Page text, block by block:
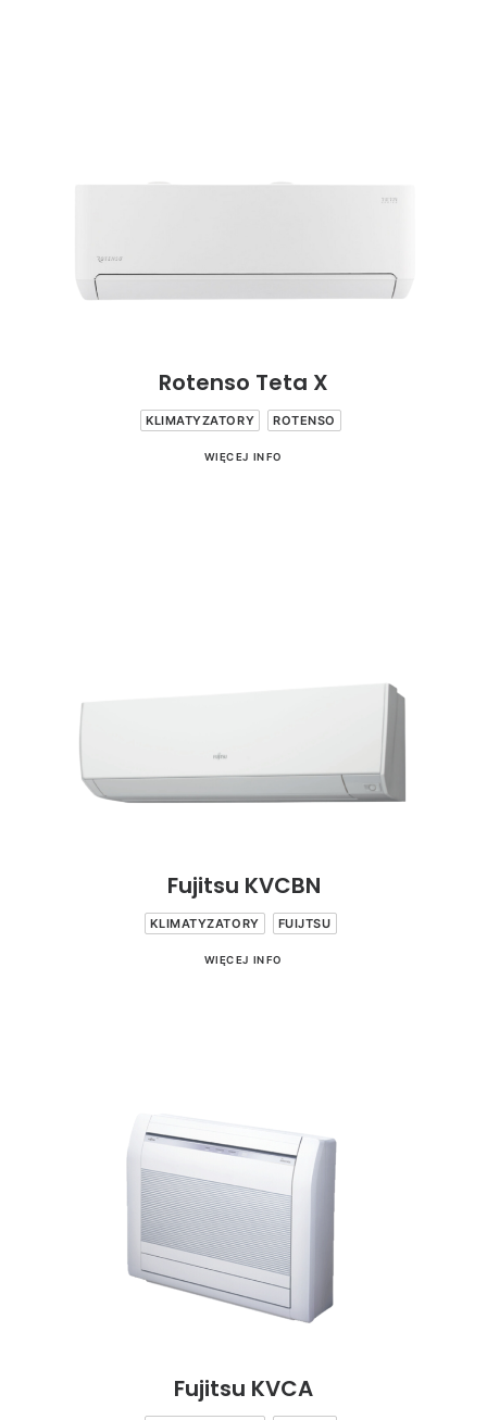
Rotenso Teta X
KLIMATYZATORY ROTENSO
WIĘCEJ INFO
Fujitsu KVCBN
KLIMATYZATORY FUIJTSU
WIĘCEJ INFO
Fujitsu KVCA